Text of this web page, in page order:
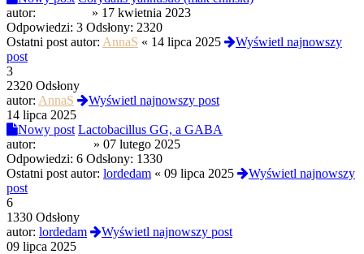
autor:
» 17 kwietnia 2023
Odpowiedzi: 3 Odsłony: 2320
Ostatni post autor: AnnaS « 14 lipca 2025
Wyświetl najnowszy
post
3
2320 Odsłony
autor: AnnaS
Wyświetl najnowszy post
14 lipca 2025
Nowy post Lactobacillus GG, a GABA
autor:
» 07 lutego 2025
Odpowiedzi: 6 Odsłony: 1330
Ostatni post autor: lordedam « 09 lipca 2025
Wyświetl najnowszy
post
6
1330 Odsłony
autor: lordedam
Wyświetl najnowszy post
09 lipca 2025